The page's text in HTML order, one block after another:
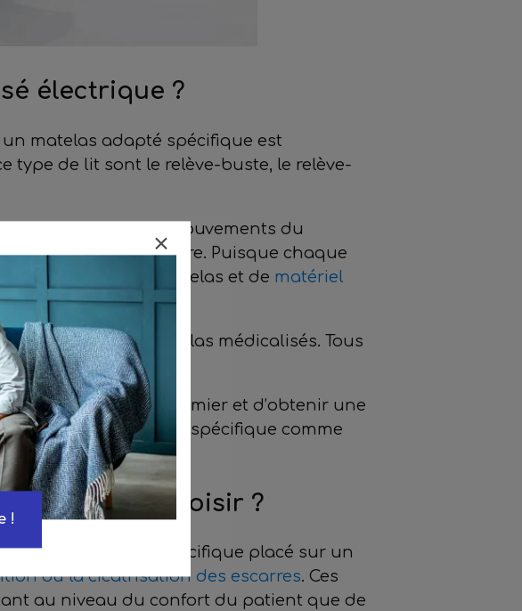
électrique ?
un matelas adapté spécifique est
type de lit sont le relève-buste, le relève-
de nombreux mouvements du
le confort nécessaire. Puisque chaque
une gamme de matelas et de matériel
confort et les matelas médicalisés. Tous
de suivre le sommier et d’obtenir une
aide à un besoin spécifique comme
le choisir ?
médical spécifique placé sur un
ou la cicatrisation des escarres. Ces
au niveau du confort du patient que de
!